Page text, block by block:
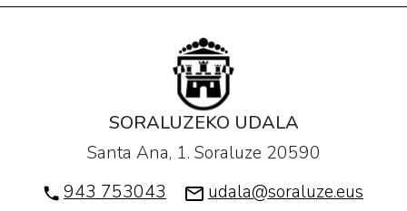
SORALUZEKO UDALA
Santa Ana, 1. Soraluze 20590
943 753043
udala@soraluze.eus